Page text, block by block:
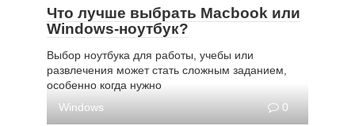
Что лучше выбрать Macbook или
Windows-ноутбук?
Выбор ноутбука для работы, учебы или
развлечения может стать сложным заданием,
особенно когда нужно
Windows
0